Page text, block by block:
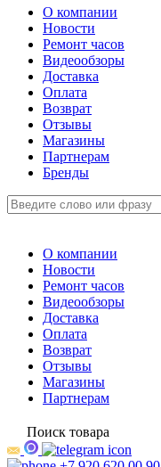
О компании
Новости
Ремонт часов
Видеообзоры
Доставка
Оплата
Возврат
Отзывы
Магазины
Партнерам
Бренды
О компании
Новости
Ремонт часов
Видеообзоры
Доставка
Оплата
Возврат
Отзывы
Магазины
Партнерам
Поиск товара